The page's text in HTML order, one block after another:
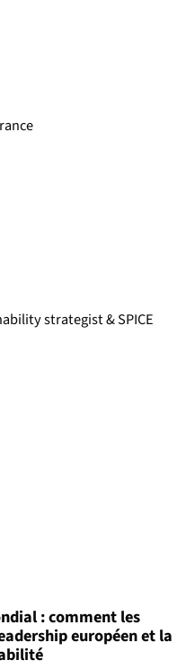
strategist & SPICE
: comment les
européen et la